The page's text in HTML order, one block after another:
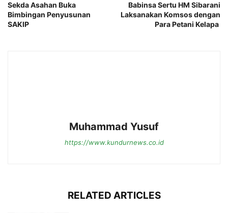
Sekda Asahan Buka
Bimbingan Penyusunan
SAKIP
Babinsa Sertu HM Sibarani
Laksanakan Komsos dengan
Para Petani Kelapa
Muhammad Yusuf
https://www.kundurnews.co.id
RELATED ARTICLES